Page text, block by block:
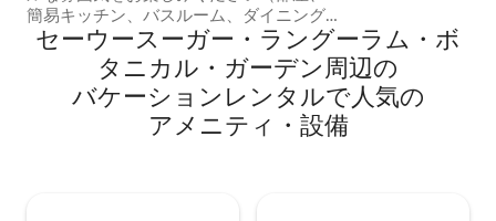
簡易キッチン、バスルーム、ダイニング
エリア、屋内庭園など）。 デザイナーズ
ヴィラのメインエリア（プール、ジム、
テラス、ジャグジー、ラウンジ、メイン
キッチンなど）を無料でご利用いただけ
ます。これらは、非常に独立したほかの
スタジオを借りているほかのゲストと共
ティ7/7日間、敷地内
掃料金には6 ～ 7
ています セルフケ
要望に応じてベビ
セーウースーガー・ラングーラム・ボ
タニカル・ガーデン⁠周⁠辺⁠の
バ⁠ケ⁠ー⁠シ⁠ョ⁠ン⁠レ⁠ン⁠タ⁠ル⁠で人⁠気⁠の
ア⁠メ⁠ニ⁠テ⁠ィ⁠・⁠設⁠備